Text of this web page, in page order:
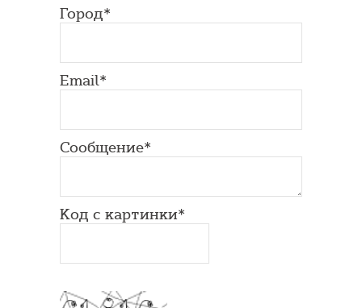
Город*
Email*
Сообщение*
Код с картинки*